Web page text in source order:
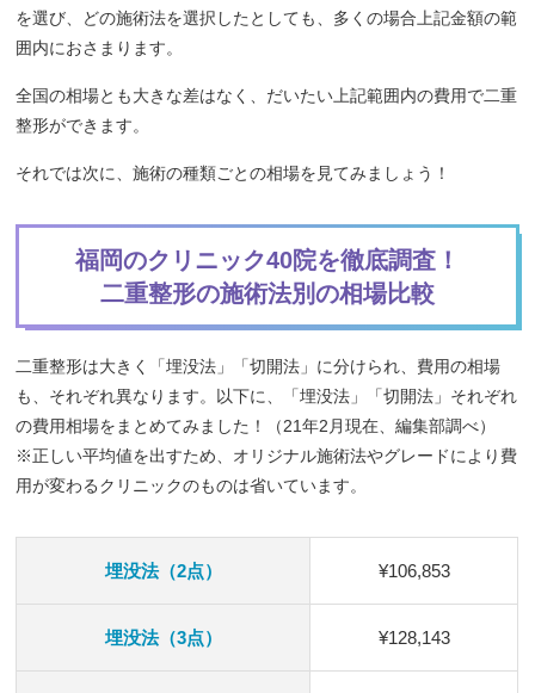
を選び、どの施術法を選択したとしても、多くの場合上記金額の範
囲内におさまります。
全国の相場とも大きな差はなく、だいたい上記範囲内の費用で二重
整形ができます。
それでは次に、施術の種類ごとの相場を見てみましょう！
福岡のクリニック40院を徹底調査！
二重整形の施術法別の相場比較
二重整形は大きく「埋没法」「切開法」に分けられ、費用の相場
も、それぞれ異なります。以下に、「埋没法」「切開法」それぞれ
の費用相場をまとめてみました！（21年2月現在、編集部調べ）
※正しい平均値を出すため、オリジナル施術法やグレードにより費
用が変わるクリニックのものは省いています。
埋没法（2点） ¥106,853
埋没法（3点） ¥128,143